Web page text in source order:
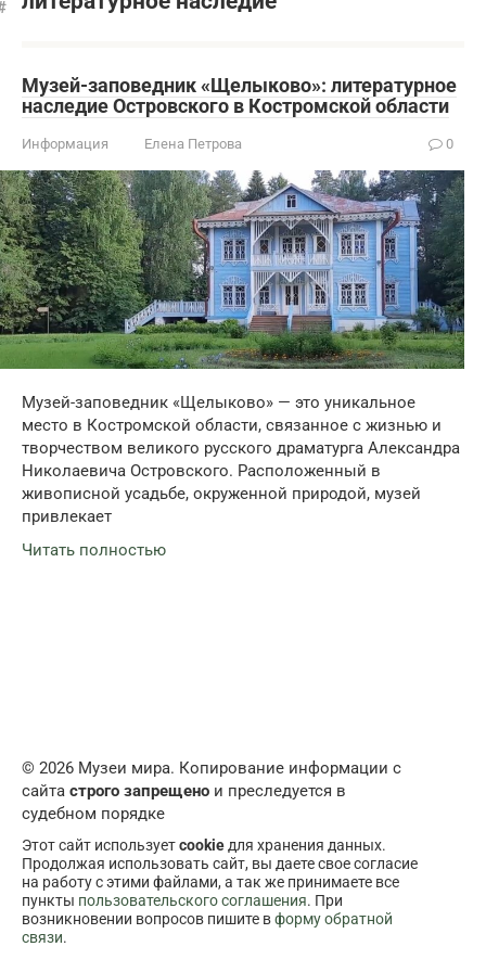
Музей-заповедник «Щелыково»: литературное
наследие Островского в Костромской области
Информация Елена Петрова 0
Музей-заповедник «Щелыково» — это уникальное
место в Костромской области, связанное с жизнью и
творчеством великого русского драматурга Александра
Николаевича Островского. Расположенный в
живописной усадьбе, окруженной природой, музей
привлекает
Читать полностью
© 2026 Музеи мира. Копирование информации с
сайта строго запрещено и преследуется в
судебном порядке
Этот сайт используетcookieдля хранения данных.
Продолжая использовать сайт, вы даете свое согласие
на работу с этими файлами, а так же принимаете все
пункты пользовательского соглашения. При
возникновении вопросов пишите вформу обратной
связи.